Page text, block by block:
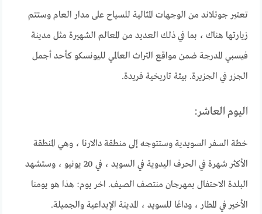
تعتبر جوتلاند من الوجهات المثالية للسياح على مدار العام وستتم
زيارتها هناك ، بما في ذلك العديد من المعالم الشهيرة مثل مدينة
فيسبي المدرجة ضمن مواقع التراث العالمي لليونسكو كأحد أجمل
الجزر في الجزيرة. بيئة تاريخية فريدة.
اليوم العاشر:
خطة السفر السويدية وستتوجه إلى منطقة دالارنا ، وهي المنطقة
الأكثر شهرة في الحرف اليدوية في السويد ، في 20 يونيو ، وستشهد
البلدة الاحتفال بمهرجان منتصف الصيف. اخر يوم: هذا هو يومنا
الأخير في المطار ، وداعًا للسويد ، المدينة الإبداعية والجميلة.